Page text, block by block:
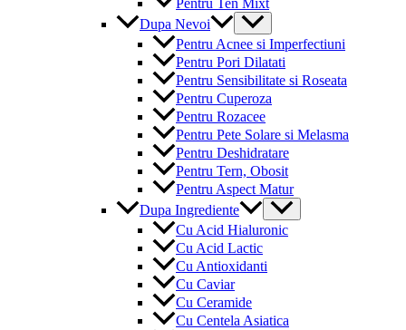
Dupa Nevoi
Menu
Toggle
Pentru Acnee si Imperfectiuni
Pentru Pori Dilatati
Pentru Sensibilitate si Roseata
Pentru Cuperoza
Pentru Rozacee
Pentru Pete Solare si Melasma
Pentru Deshidratare
Pentru Tern, Obosit
Pentru Aspect Matur
Dupa Ingrediente
Menu
Toggle
Cu Acid Hialuronic
Cu Acid Lactic
Cu Antioxidanti
Cu Caviar
Cu Ceramide
Cu Centela Asiatica